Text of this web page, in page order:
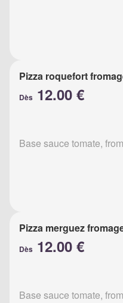
Pizza roquefort
Dès 12.00 €
Base sauce tomate,
Pizza merguez
Dès 12.00 €
Base sauce tomate,